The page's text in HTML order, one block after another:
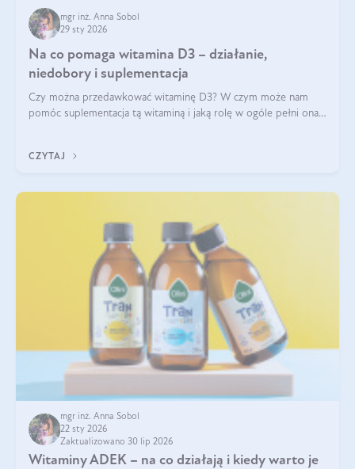
mgr inż. Anna Sobol
29 sty 2026
Na co pomaga witamina D3 – działanie,
niedobory i suplementacja
Czy można przedawkować witaminę D3? W czym może nam
pomóc suplementacja tą witaminą i jaką rolę w ogóle pełni ona
robić?
CZYTAJ
mgr inż. Anna Sobol
22 sty 2026
Zaktualizowano 30 lip 2026
Witaminy ADEK – na co działają i kiedy warto je